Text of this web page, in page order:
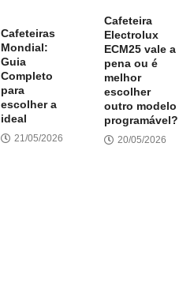
Cafeteiras
Mondial:
Guia
Completo
para
escolher a
ideal
21/05/2026
Cafeteira
Electrolux
ECM25 vale a
pena ou é
melhor
escolher
outro modelo
programável?
20/05/2026